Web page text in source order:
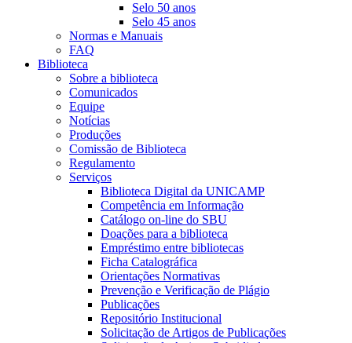
Selo 50 anos
Selo 45 anos
Normas e Manuais
FAQ
Biblioteca
Sobre a biblioteca
Comunicados
Equipe
Notícias
Produções
Comissão de Biblioteca
Regulamento
Serviços
Biblioteca Digital da UNICAMP
Competência em Informação
Catálogo on-line do SBU
Doações para a biblioteca
Empréstimo entre bibliotecas
Ficha Catalográfica
Orientações Normativas
Prevenção e Verificação de Plágio
Publicações
Repositório Institucional
Solicitação de Artigos de Publicações